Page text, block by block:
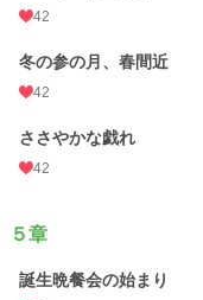
42
冬の参の月、春間近
42
ささやかな戯れ
42
５章
誕生晩餐会の始まり